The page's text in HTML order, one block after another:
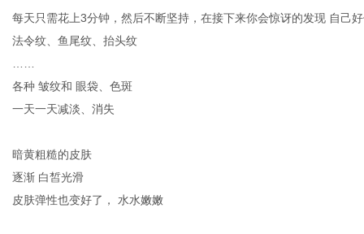
每天只需花上3分钟，然后不断坚持， 在接下来你会惊讶的发现 自己
法令纹、鱼尾纹、抬头纹
各种 皱纹和 眼袋、色斑
一天一天减淡、消失
暗黄粗糙的皮肤
逐渐 白皙光滑
皮肤弹性也变好了，
水水嫩嫩